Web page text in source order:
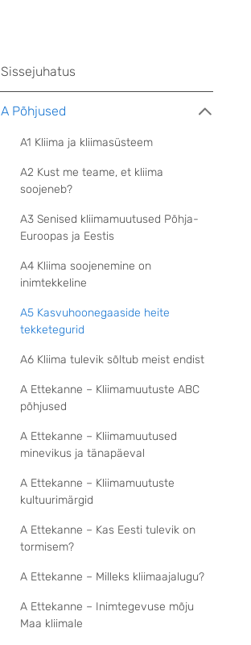
Sissejuhatus
A Põhjused
A1 Kliima ja kliimasüsteem
A2 Kust me teame, et kliima
soojeneb?
A3 Senised kliimamuutused Põhja-
Euroopas ja Eestis
A4 Kliima soojenemine on
inimtekkeline
A5 Kasvuhoonegaaside heite
tekketegurid
A6 Kliima tulevik sõltub meist endist
A Ettekanne – Kliimamuutuste ABC
põhjused
A Ettekanne – Kliimamuutused
minevikus ja tänapäeval
A Ettekanne – Kliimamuutuste
kultuurimärgid
A Ettekanne – Kas Eesti tulevik on
tormisem?
A Ettekanne – Milleks kliimaajalugu?
A Ettekanne – Inimtegevuse mõju
Maa kliimale